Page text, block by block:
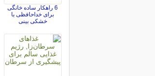
6 راهکار ساده خانگی
برای خداحافظی با
خشکی بینی